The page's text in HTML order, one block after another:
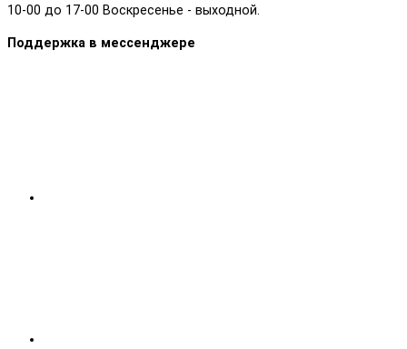
10-00 до 17-00 Воскресенье - выходной.
Поддержка в мессенджере